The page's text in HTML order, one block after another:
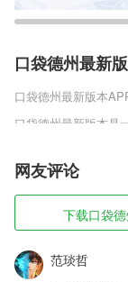
口袋德州最新
口袋德州最新版本
口袋德州最新版本是
们将会召唤各种英
模式，将会无时无刻
一个精简，不会让玩
口袋德州最新
1,【水印图片】批量
印；水印大小、角度
更省心！
网友评论
下载口袋
范琰哲